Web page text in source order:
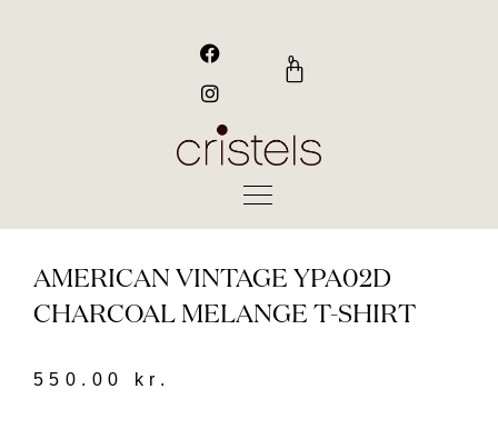
F
a
c
e
b
o
I
n
s
t
a
g
0
Kurv
AMERICAN VINTAGE YPA02D
CHARCOAL MELANGE T-SHIRT
550.00 kr.